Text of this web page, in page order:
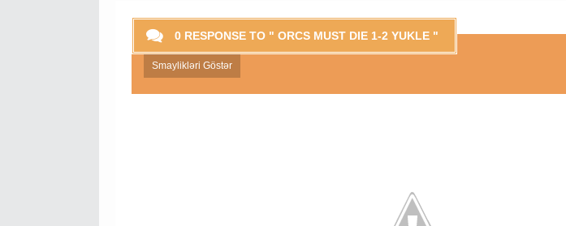
0 RESPONSE TO " ORCS MUST DIE 1-2 YUKLE "
Smaylikləri Göstər